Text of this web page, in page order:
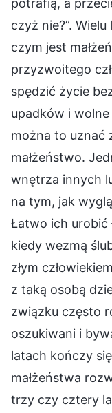
czyż nie?”.
czym jest
przyzwoitego
spędzić życie
upadków i
można to uznać
małżeństwo.
wnętrza innych
na tym, jak
Łatwo ich urobić
kiedy wezmą
złym
z taką osobą
związku często
oszukiwani i
latach kończy
małżeństwa
trzy czy cztery